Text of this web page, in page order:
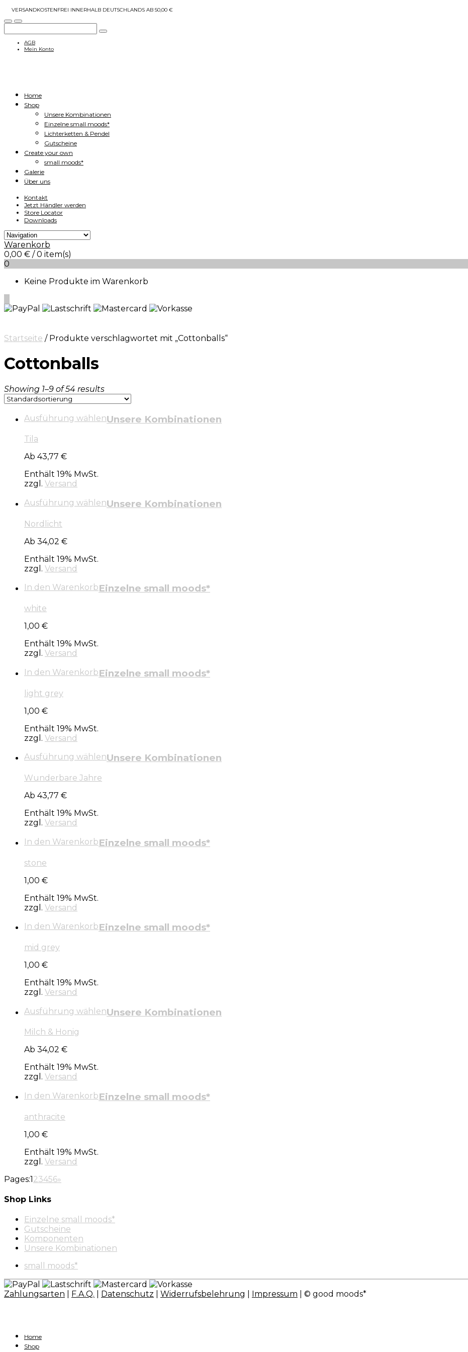
VERSANDKOSTENFREI INNERHALB DEUTSCHLANDS AB 50,00 €
AGB
Mein Konto
Home
Shop
Unsere Kombinationen
Einzelne small moods*
Lichterketten & Pendel
Gutscheine
Create your own
small moods*
Galerie
Über uns
Kontakt
Jetzt Händler werden
Store Locator
Downloads
Warenkorb
0,00 € / 0 item(s)
0
Keine Produkte im Warenkorb
Startseite / Produkte verschlagwortet mit „Cottonballs“
Cottonballs
Showing 1–9 of 54 results
Ausführung wählenUnsere Kombinationen
Tila
Ab 43,77 €
Enthält 19% MwSt.
zzgl. Versand
Ausführung wählenUnsere Kombinationen
Nordlicht
Ab 34,02 €
Enthält 19% MwSt.
zzgl. Versand
In den WarenkorbEinzelne small moods*
white
1,00 €
Enthält 19% MwSt.
zzgl. Versand
In den WarenkorbEinzelne small moods*
light grey
1,00 €
Enthält 19% MwSt.
zzgl. Versand
Ausführung wählenUnsere Kombinationen
Wunderbare Jahre
Ab 43,77 €
Enthält 19% MwSt.
zzgl. Versand
In den WarenkorbEinzelne small moods*
stone
1,00 €
Enthält 19% MwSt.
zzgl. Versand
In den WarenkorbEinzelne small moods*
mid grey
1,00 €
Enthält 19% MwSt.
zzgl. Versand
Ausführung wählenUnsere Kombinationen
Milch & Honig
Ab 34,02 €
Enthält 19% MwSt.
zzgl. Versand
In den WarenkorbEinzelne small moods*
anthracite
1,00 €
Enthält 19% MwSt.
zzgl. Versand
Pages:123456»
Shop Links
Einzelne small moods*
Gutscheine
Komponenten
Unsere Kombinationen
small moods*
Zahlungsarten F.A.Q. Datenschutz Widerrufsbelehrung Impressum | © good moods*
Home
Shop